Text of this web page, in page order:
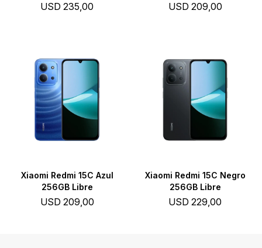
USD 235,00 USD 209,00
Xiaomi Redmi 15C Azul
256GB Libre
USD 209,00
Xiaomi Redmi 15C Negro
256GB Libre
USD 229,00